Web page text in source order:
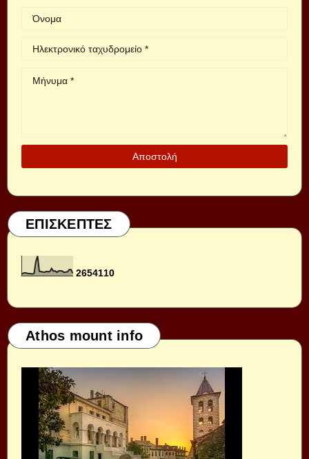
ΕΠΙΣΚΕΠΤΕΣ
2654110
Athos mount info